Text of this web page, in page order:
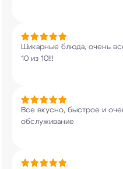
Шикарные блюда, очень
10 из 10!!!
Все вкусно, быстрое и
обслуживание